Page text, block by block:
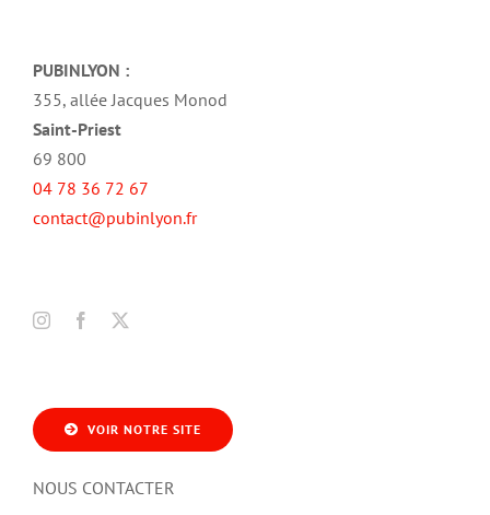
PUBINLYON :
355, allée Jacques Monod
Saint-Priest
69 800
04 78 36 72 67
contact@pubinlyon.fr
VOIR NOTRE SITE
NOUS CONTACTER